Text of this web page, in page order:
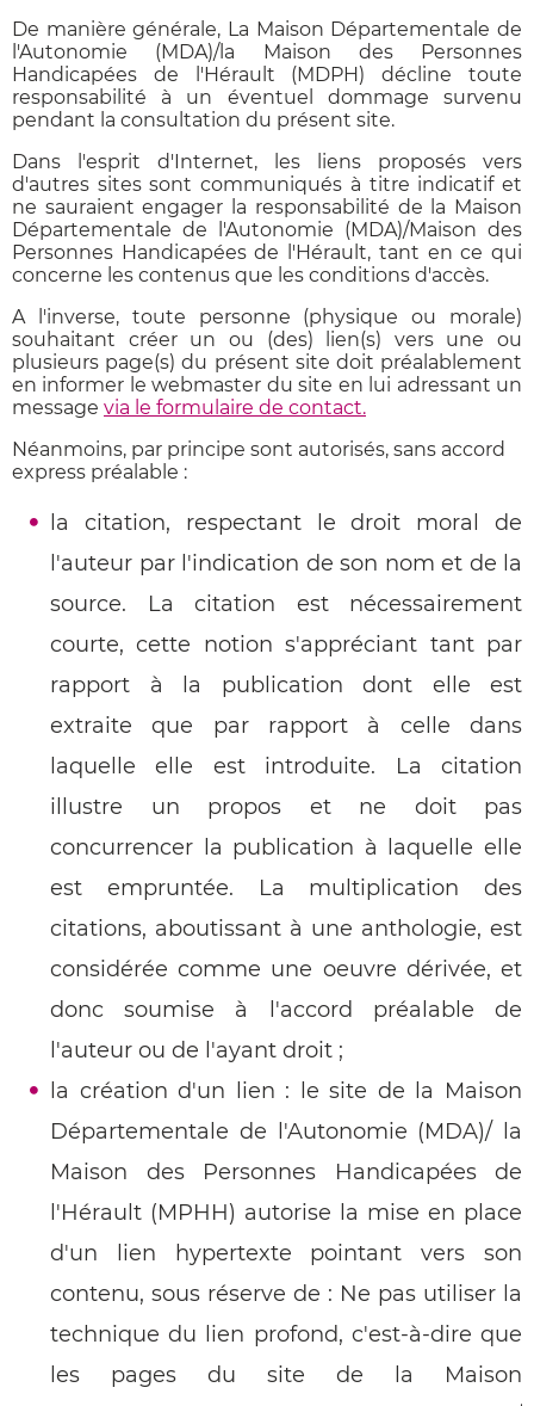
De manière générale, La Maison Départementale de
l'Autonomie (MDA)/la Maison des Personnes
Handicapées de l'Hérault (MDPH) décline toute
responsabilité à un éventuel dommage survenu
pendant la consultation du présent site.
Dans l'esprit d'Internet, les liens proposés vers
d'autres sites sont communiqués à titre indicatif et
ne sauraient engager la responsabilité de la Maison
Départementale de l'Autonomie (MDA)/Maison des
Personnes Handicapées de l'Hérault, tant en ce qui
concerne les contenus que les conditions d'accès.
A l'inverse, toute personne (physique ou morale)
souhaitant créer un ou (des) lien(s) vers une ou
plusieurs page(s) du présent site doit préalablement
en informer le webmaster du site en lui adressant un
message via le formulaire de contact.
Néanmoins, par principe sont autorisés, sans accord
express préalable :
la citation, respectant le droit moral de
l'auteur par l'indication de son nom et de la
source. La citation est nécessairement
courte, cette notion s'appréciant tant par
rapport à la publication dont elle est
extraite que par rapport à celle dans
laquelle elle est introduite. La citation
illustre un propos et ne doit pas
concurrencer la publication à laquelle elle
est empruntée. La multiplication des
citations, aboutissant à une anthologie, est
considérée comme une oeuvre dérivée, et
donc soumise à l'accord préalable de
l'auteur ou de l'ayant droit ;
la création d'un lien : le site de la Maison
Départementale de l'Autonomie (MDA)/ la
Maison des Personnes Handicapées de
l'Hérault (MPHH) autorise la mise en place
d'un lien hypertexte pointant vers son
contenu, sous réserve de : Ne pas utiliser la
technique du lien profond, c'est-à-dire que
les pages du site de la Maison